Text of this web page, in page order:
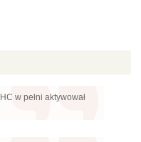
w pełni aktywował